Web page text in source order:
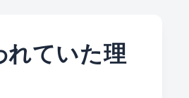
れていた理